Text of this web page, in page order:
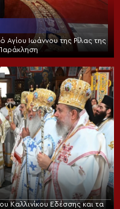
Αγίου Ιωάννου της Ρίλας της
Καλλινίκου Εδέσσης και τα